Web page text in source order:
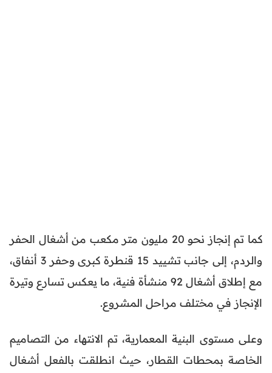
كما تم إنجاز نحو 20 مليون متر مكعب من أشغال الحفر
والردم، إلى جانب تشييد 15 قنطرة كبرى وحفر 3 أنفاق،
مع إطلاق أشغال 92 منشأة فنية، ما يعكس تسارع وتيرة
الإنجاز في مختلف مراحل المشروع.
وعلى مستوى البنية المعمارية، تم الانتهاء من التصاميم
الخاصة بمحطات القطار، حيث انطلقت بالفعل أشغال